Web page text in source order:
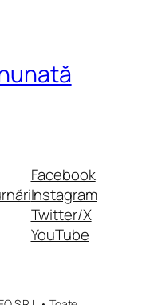
Facebook
Instagram
Twitter/X
YouTube